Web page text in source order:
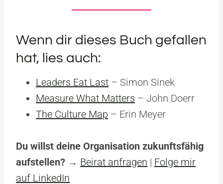
Wenn dir dieses Buch gefallen
hat, lies auch:
Leaders Eat Last – Simon Sinek
Measure What Matters – John Doerr
The Culture Map – Erin Meyer
Du willst deine Organisation zukunftsfähig
aufstellen? → Beirat anfragen | Folge mir
auf LinkedIn